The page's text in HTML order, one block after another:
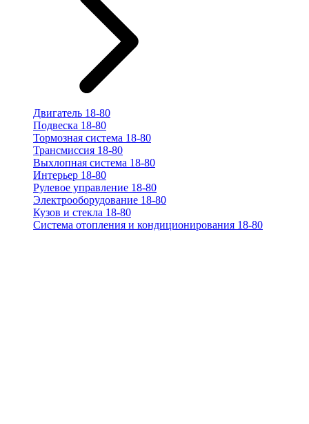
Двигатель 18-80
Подвеска 18-80
Тормозная система 18-80
Трансмиссия 18-80
Выхлопная система 18-80
Интерьер 18-80
Рулевое управление 18-80
Электрооборудование 18-80
Кузов и стекла 18-80
Система отопления и кондиционирования 18-80